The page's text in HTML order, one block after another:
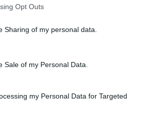
Opt Outs
Sharing of my personal data.
Sale of my Personal Data.
my Personal Data for Targeted